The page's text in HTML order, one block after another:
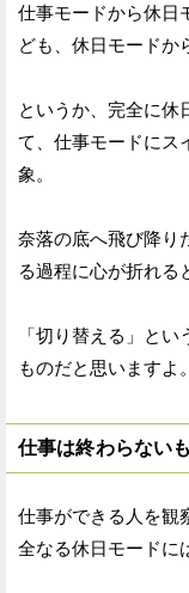
仕事モードから休日
ども、休日モードか
というか、完全に休
て、仕事モードにス
象。
奈落の底へ飛び降り
る過程に心が折れる
「切り替える」と
ものだと思いますよ。
仕事は終わらない
仕事ができる人を観
全なる休日モードに